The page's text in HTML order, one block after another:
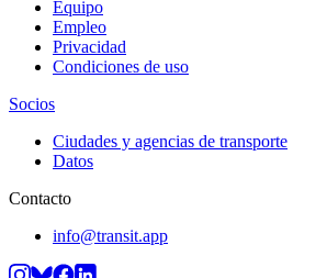
Equipo
Empleo
Privacidad
Condiciones de uso
Socios
Ciudades y agencias de transporte
Datos
Contacto
info@transit.app